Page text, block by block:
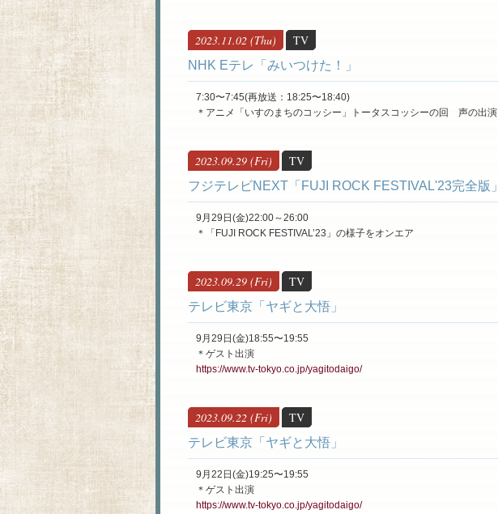
2023.11.02 (Thu) TV
​NHK Eテレ「みいつけた！」
7:30〜7:45(再放送：18:25〜18:40)
＊アニメ「いすのまちのコッシー」トータスコッシーの回 声の出演
2023.09.29 (Fri) TV
フジテレビNEXT「FUJI ROCK FESTIVAL'23完全版」
9月29日(金)22:00～26:00
＊「FUJI ROCK FESTIVAL’23」の様子をオンエア
2023.09.29 (Fri) TV
テレビ東京「ヤギと大悟」
9月29日(金)18:55〜19:55
＊ゲスト出演
https://www.tv-tokyo.co.jp/yagitodaigo/
2023.09.22 (Fri) TV
テレビ東京「ヤギと大悟」
9月22日(金)19:25〜19:55
＊ゲスト出演
https://www.tv-tokyo.co.jp/yagitodaigo/